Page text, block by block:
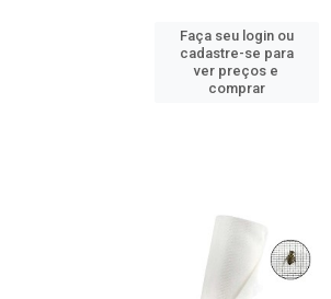
Faça seu login ou
cadastre-se para
ver preços e
comprar